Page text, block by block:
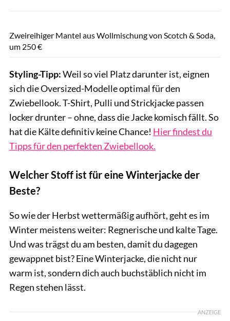
Zweireihiger Mantel aus Wollmischung von Scotch & Soda,
um 250 €
Styling-Tipp:Weil so viel Platz darunter ist, eignen
sich die Oversized-Modelle optimal für den
Zwiebellook. T-Shirt, Pulli und Strickjacke passen
locker drunter – ohne, dass die Jacke komisch fällt. So
hat die Kälte definitiv keine Chance! Hier findest du
Tipps für den perfekten Zwiebellook.
Welcher Stoff ist für eine Winterjacke der
Beste?
So wie der Herbst wettermäßig aufhört, geht es im
Winter meistens weiter: Regnerische und kalte Tage.
Und was trägst du am besten, damit du dagegen
gewappnet bist? Eine Winterjacke, die nicht nur
warm ist, sondern dich auch buchstäblich nicht im
Regen stehen lässt.
ANZEIGE